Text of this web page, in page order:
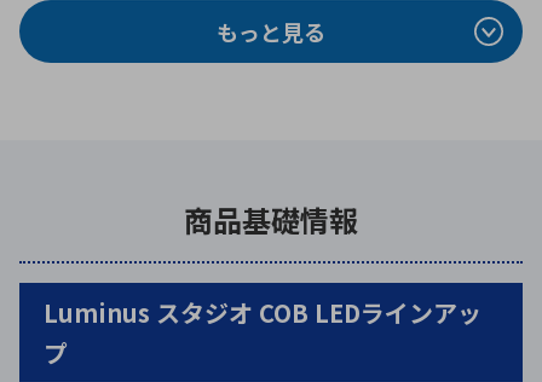
もっと見る
商品基礎情報
Luminus スタジオ COB LEDラインアッ
プ